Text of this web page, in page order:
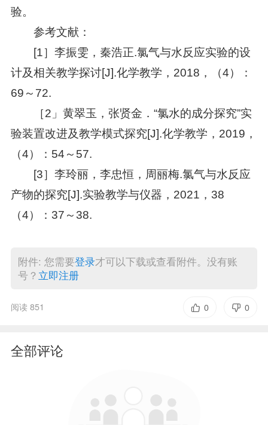
验。
参考文献：
[1］李振雯，秦浩正.氯气与水反应实验的设
计及相关教学探讨[J].化学教学，2018，（4）：
69～72.
［2」黄翠玉，张贤金．“氯水的成分探究”实
验装置改进及教学模式探究[J].化学教学，2019，
（4）：54～57.
[3］李玲丽，李忠恒，周丽梅.氯气与水反应
产物的探究[J].实验教学与仪器，2021，38
（4）：37～38.
附件: 您需要登录才可以下载或查看附件。没有账
号？ 立即注册
阅读 851 0
0
全部评论